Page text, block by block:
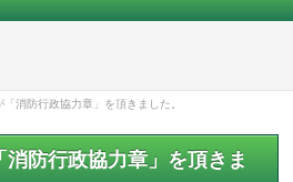
消防行政協力章」を頂きました。
防行政協力章」を頂きま